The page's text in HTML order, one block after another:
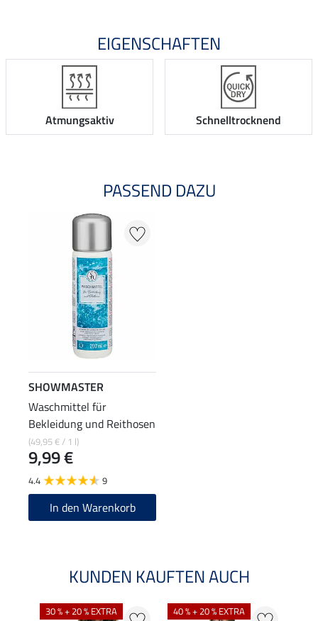
EIGENSCHAFTEN
Atmungsaktiv Schnelltrocknend
PASSEND DAZU
SHOWMASTER
Waschmittel für
Bekleidung und Reithosen
(49,95 € / 1 l)
9,99 €
4.4 9
In den Warenkorb
KUNDEN KAUFTEN AUCH
30 % + 20 % EXTRA 40 % + 20 % EXTRA